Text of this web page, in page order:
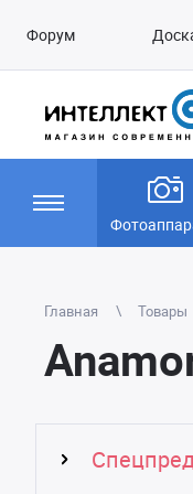
Форум
Главная Товары